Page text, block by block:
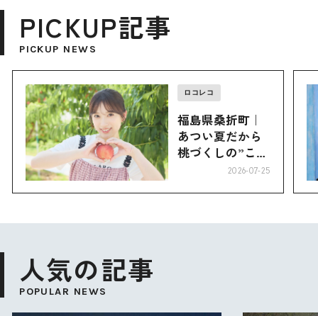
PICKUP記事
PICKUP NEWS
ロコレコ
福島県桑折町｜
あつい夏だから
桃づくしの”こお
2026-07-25
人気の記事
POPULAR NEWS